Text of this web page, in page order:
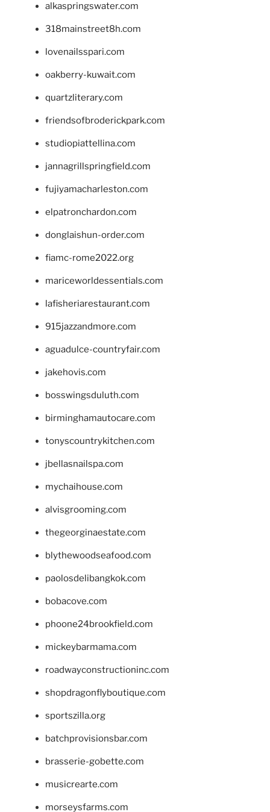
alkaspringswater.com
318mainstreet8h.com
lovenailsspari.com
oakberry-kuwait.com
quartzliterary.com
friendsofbroderickpark.com
studiopiattellina.com
jannagrillspringfield.com
fujiyamacharleston.com
elpatronchardon.com
donglaishun-order.com
fiamc-rome2022.org
mariceworldessentials.com
lafisheriarestaurant.com
915jazzandmore.com
aguadulce-countryfair.com
jakehovis.com
bosswingsduluth.com
birminghamautocare.com
tonyscountrykitchen.com
jbellasnailspa.com
mychaihouse.com
alvisgrooming.com
thegeorginaestate.com
blythewoodseafood.com
paolosdelibangkok.com
bobacove.com
phoone24brookfield.com
mickeybarmama.com
roadwayconstructioninc.com
shopdragonflyboutique.com
sportszilla.org
batchprovisionsbar.com
brasserie-gobette.com
musicrearte.com
morseysfarms.com